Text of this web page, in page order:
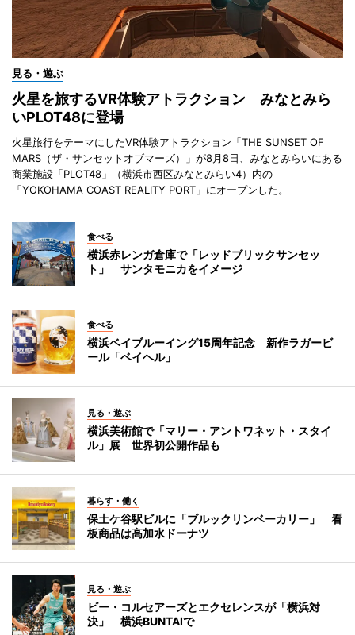
見る・遊ぶ
火星を旅するVR体験アトラクション みなとみら
いPLOT48に登場
火星旅行をテーマにしたVR体験アトラクション「THE SUNSET OF
MARS（ザ・サンセットオブマーズ）」が8月8日、みなとみらいにある
商業施設「PLOT48」（横浜市西区みなとみらい4）内の
「YOKOHAMA COAST REALITY PORT」にオープンした。
食べる
横浜赤レンガ倉庫で「レッドブリックサンセッ
ト」 サンタモニカをイメージ
食べる
横浜ベイブルーイング15周年記念 新作ラガービ
ール「ベイヘル」
見る・遊ぶ
横浜美術館で「マリー・アントワネット・スタイ
ル」展 世界初公開作品も
暮らす・働く
保土ケ谷駅ビルに「ブルックリンベーカリー」 看
板商品は高加水ドーナツ
見る・遊ぶ
ビー・コルセアーズとエクセレンスが「横浜対
決」 横浜BUNTAIで